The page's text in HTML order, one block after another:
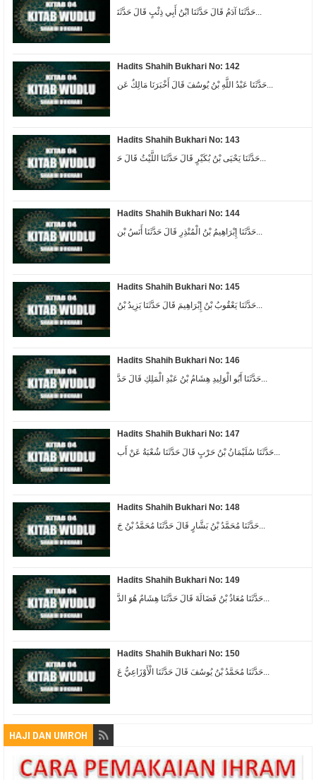
Hadits Shahih Bukhari No: 142
ﺣَﺪَّﺛَﻨَﺎ ﻋَﺒْﺪُ ﺍﻟﻠَّﻪِ ﺑْﻦُ ﻳُﻮﺳُﻒَ ﻗَﺎﻝَ ﺃَﺧْﺒَﺮَﻧَﺎ ﻣَﺎﻟِﻚٌ ﻋَﻦ...
Hadits Shahih Bukhari No: 143
ﺣَﺪَّﺛَﻨَﺎ ﻳَﺤْﻴَﻰ ﺑْﻦُ ﺑُﻜَﻴْﺮٍ ﻗَﺎﻝَ ﺣَﺪَّﺛَﻨَﺎ ﺍﻟﻠَّﻴْﺚُ ﻗَﺎﻝَ ﺣَ...
Hadits Shahih Bukhari No: 144
ﺣَﺪَّﺛَﻨَﺎ ﺇِﺑْﺮَﺍﻫِﻴﻢُ ﺑْﻦُ ﺍﻟْﻤُﻨْﺬِﺭِ ﻗَﺎﻝَ ﺣَﺪَّﺛَﻨَﺎ ﺃَﻧَﺲُ ﺑْﻦ...
Hadits Shahih Bukhari No: 145
ﺣَﺪَّﺛَﻨَﺎ ﻳَﻌْﻘُﻮﺏُ ﺑْﻦُ ﺇِﺑْﺮَﺍﻫِﻴﻢَ ﻗَﺎﻝَ ﺣَﺪَّﺛَﻨَﺎ ﻳَﺰِﻳﺪُ ﺑْﻦُ...
Hadits Shahih Bukhari No: 146
حَدَّثَنَا أَبُو الْوَلِيدِ هِشَامُ بْنُ عَبْدِ الْمَلِكِ قَالَ حَدَّ...
Hadits Shahih Bukhari No: 147
Hadits Shahih Bukhari No: 148
Hadits Shahih Bukhari No: 149
حَدَّثَنَا مُعَاذُ بْنُ فَضَالَةَ قَالَ حَدَّثَنَا هِشَامٌ هُوَ الدَّ...
Hadits Shahih Bukhari No: 150
حَدَّثَنَا مُحَمَّدُ بْنُ يُوسُفَ قَالَ حَدَّثَنَا الْأَوْزَاعِيُّ عَ...
HAJI DAN UMROH